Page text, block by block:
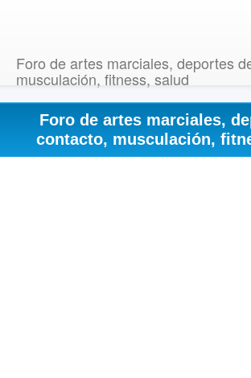
Foro de artes marciales, deportes
musculación, fitness, salud
Foro de artes marciales,
contacto, musculación,